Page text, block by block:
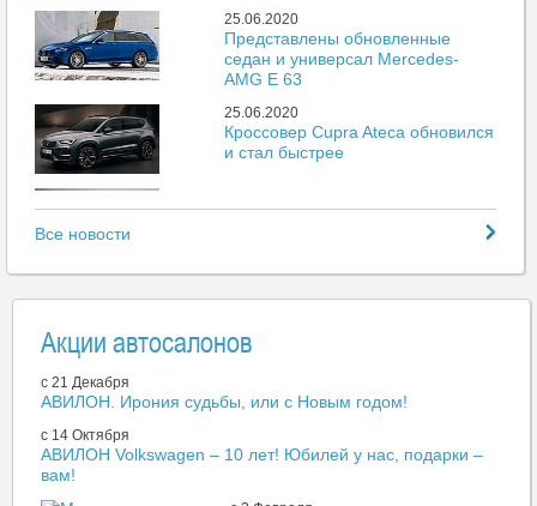
25.06.2020
Представлены обновленные
седан и универсал Mercedes-
AMG E 63
25.06.2020
Кроссовер Cupra Ateca обновился
и стал быстрее
Mazda представила новый пикап
25.06.2020
Больше 500 тыс. автомобилей
номеров
Porsche 718 получили
атмосферный мотор объемом 4
Все новости
Акции автосалонов
c 21 Декабря
АВИЛОН. Ирония судьбы, или с Новым годом!
c 14 Октября
АВИЛОН Volkswagen – 10 лет! Юбилей у нас, подарки –
вам!